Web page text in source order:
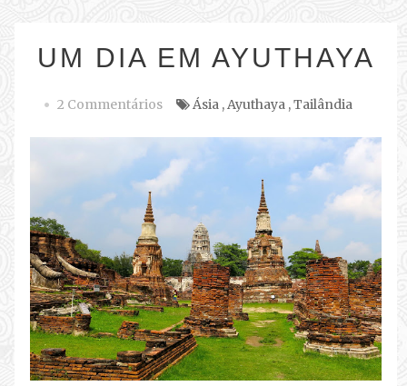
UM DIA EM AYUTHAYA
2 Commentários Ásia,Ayuthaya,Tailândia